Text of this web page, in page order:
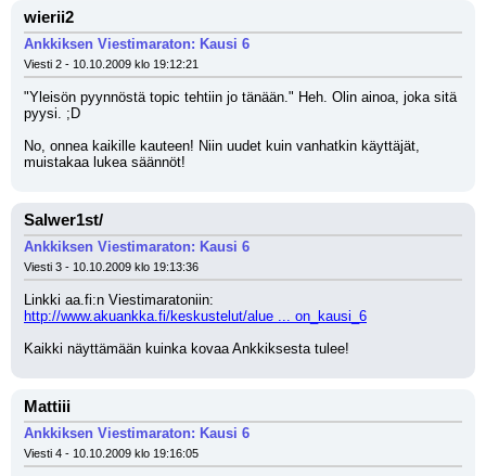
wierii2
Ankkiksen Viestimaraton: Kausi 6
Viesti 2 - 10.10.2009 klo 19:12:21
"Yleisön pyynnöstä topic tehtiin jo tänään." Heh. Olin ainoa, joka sitä
pyysi. ;D
No, onnea kaikille kauteen! Niin uudet kuin vanhatkin käyttäjät,
muistakaa lukea säännöt!
Salwer1st/
Ankkiksen Viestimaraton: Kausi 6
Viesti 3 - 10.10.2009 klo 19:13:36
http://www.akuankka.fi/keskustelut/alue ... on_kausi_6
Kaikki näyttämään kuinka kovaa Ankkiksesta tulee!
Mattiii
Ankkiksen Viestimaraton: Kausi 6
Viesti 4 - 10.10.2009 klo 19:16:05